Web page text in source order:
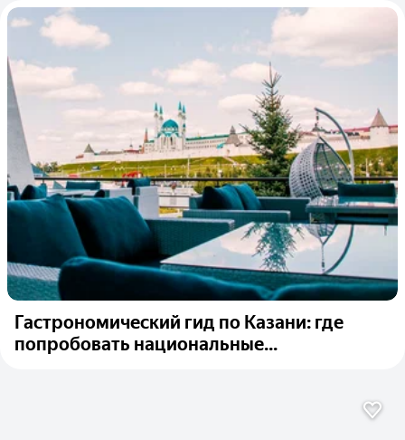
Гастрономический гид по Казани: где
попробовать национальные...